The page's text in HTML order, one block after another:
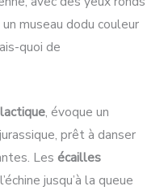
un museau dodu couleur
quoi de
, évoque un
prêt à danser
Les écailles
jusqu’à la queue